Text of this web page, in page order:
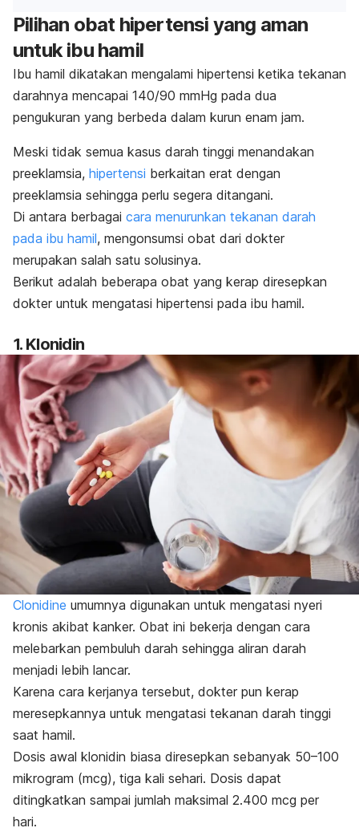
Pilihan obat hipertensi yang aman
untuk ibu hamil
Ibu hamil dikatakan mengalami hipertensi ketika tekanan
darahnya mencapai 140/90 mmHg pada dua
pengukuran yang berbeda dalam kurun enam jam.
Meski tidak semua kasus darah tinggi menandakan
preeklamsia, hipertensi berkaitan erat dengan
preeklamsia sehingga perlu segera ditangani.
Di antara berbagai cara menurunkan tekanan darah
pada ibu hamil, mengonsumsi obat dari dokter
merupakan salah satu solusinya.
Berikut adalah beberapa obat yang kerap diresepkan
dokter untuk mengatasi hipertensi pada ibu hamil.
1. Klonidin
Clonidine umumnya digunakan untuk mengatasi nyeri
kronis akibat kanker. Obat ini bekerja dengan cara
melebarkan pembuluh darah sehingga aliran darah
menjadi lebih lancar.
Karena cara kerjanya tersebut, dokter pun kerap
meresepkannya untuk mengatasi tekanan darah tinggi
saat hamil.
Dosis awal klonidin biasa diresepkan sebanyak 50–100
mikrogram (mcg), tiga kali sehari. Dosis dapat
ditingkatkan sampai jumlah maksimal 2.400 mcg per
hari.